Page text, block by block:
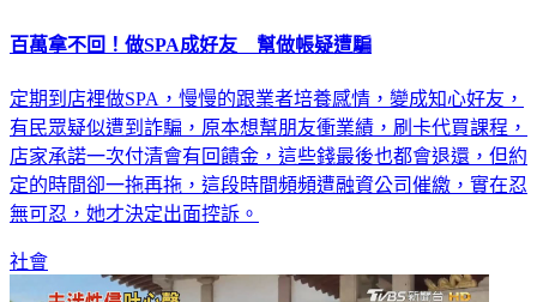
百萬拿不回！做SPA成好友 幫做帳疑遭騙
定期到店裡做SPA，慢慢的跟業者培養感情，變成知心好友，
有民眾疑似遭到詐騙，原本想幫朋友衝業績，刷卡代買課程，
店家承諾一次付清會有回饋金，這些錢最後也都會退還，但約
定的時間卻一拖再拖，這段時間頻頻遭融資公司催繳，實在忍
無可忍，她才決定出面控訴。
社會